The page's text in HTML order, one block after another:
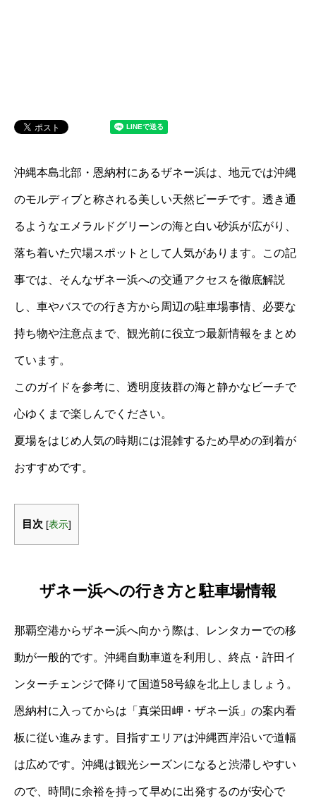
沖縄本島北部・恩納村にあるザネー浜は、地元では沖縄
のモルディブと称される美しい天然ビーチです。透き通
るようなエメラルドグリーンの海と白い砂浜が広がり、
落ち着いた穴場スポットとして人気があります。この記
事では、そんなザネー浜への交通アクセスを徹底解説
し、車やバスでの行き方から周辺の駐車場事情、必要な
持ち物や注意点まで、観光前に役立つ最新情報をまとめ
ています。
このガイドを参考に、透明度抜群の海と静かなビーチで
心ゆくまで楽しんでください。
夏場をはじめ人気の時期には混雑するため早めの到着が
おすすめです。
目次 [表示]
ザネー浜への行き方と駐車場情報
那覇空港からザネー浜へ向かう際は、レンタカーでの移
動が一般的です。沖縄自動車道を利用し、終点・許田イ
ンターチェンジで降りて国道58号線を北上しましょう。
恩納村に入ってからは「真栄田岬・ザネー浜」の案内看
板に従い進みます。目指すエリアは沖縄西岸沿いで道幅
は広めです。沖縄は観光シーズンになると渋滞しやすい
ので、時間に余裕を持って早めに出発するのが安心で